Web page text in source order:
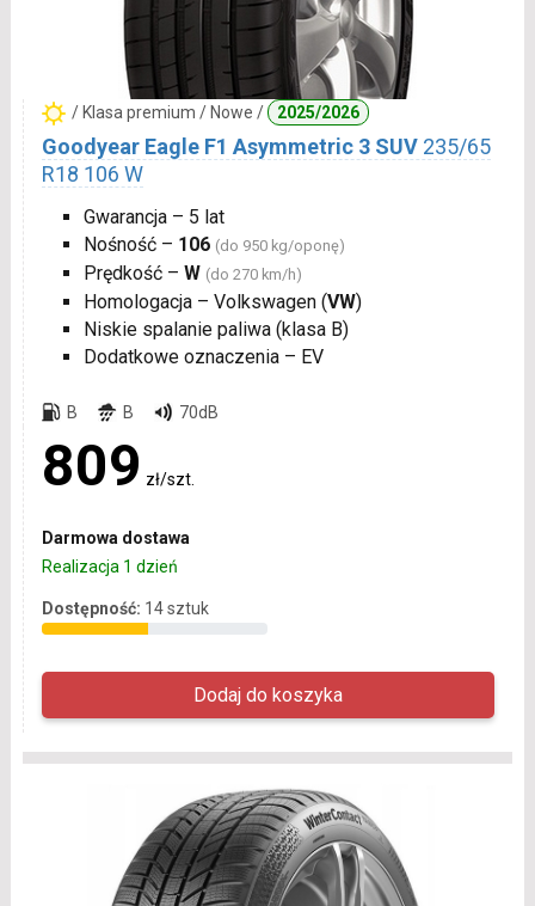
/ Klasa premium / Nowe / 2025/2026
Goodyear Eagle F1 Asymmetric 3 SUV 235/65
R18 106 W
Gwarancja – 5 lat
Nośność – 106 (do 950 kg/oponę)
Prędkość – W (do 270 km/h)
Homologacja – Volkswagen (VW)
Niskie spalanie paliwa (klasa B)
Dodatkowe oznaczenia – EV
B B 70dB
809 zł/szt.
Darmowa dostawa
Realizacja 1 dzień
Dostępność: 14 sztuk